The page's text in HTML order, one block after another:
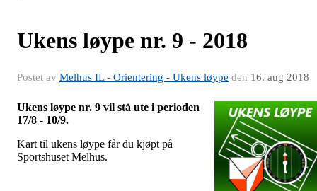
Ukens løype nr. 9 - 2018
Postet av Melhus IL - Orientering - Ukens løype den 16. aug 2018
Ukens løype nr. 9 vil stå ute i perioden
17/8 - 10/9.
Kart til ukens løype får du kjøpt på
Sportshuset Melhus.